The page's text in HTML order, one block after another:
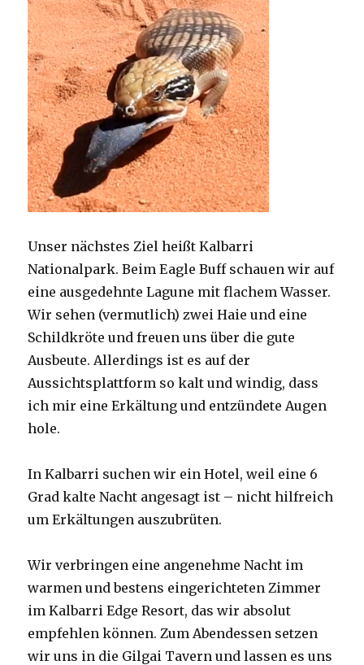
Unser nächstes Ziel heißt Kalbarri
Nationalpark. Beim Eagle Buff schauen wir auf
eine ausgedehnte Lagune mit flachem Wasser.
Wir sehen (vermutlich) zwei Haie und eine
Schildkröte und freuen uns über die gute
Ausbeute. Allerdings ist es auf der
Aussichtsplattform so kalt und windig, dass
ich mir eine Erkältung und entzündete Augen
hole.
In Kalbarri suchen wir ein Hotel, weil eine 6
Grad kalte Nacht angesagt ist – nicht hilfreich
um Erkältungen auszubrüten.
Wir verbringen eine angenehme Nacht im
warmen und bestens eingerichteten Zimmer
im Kalbarri Edge Resort, das wir absolut
empfehlen können. Zum Abendessen setzen
wir uns in die Gilgai Tavern und lassen es uns